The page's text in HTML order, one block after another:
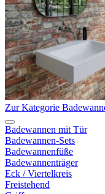
Zur Kategorie
Badewannen mit Tür
Badewannen-Sets
Badewannenfüße
Badewannenträger
Eck / Viertelkreis
Freistehend